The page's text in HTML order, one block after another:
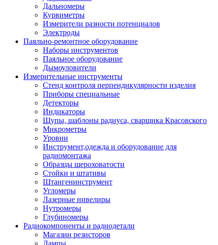
Дальномеры
Курвиметры
Измерители разности потенциалов
Электроды
Паяльно-ремонтное оборудование
Наборы инструментов
Паяльное оборудование
Дымоуловители
Измерительные инструменты
Стенд контроля перпендикулярности изделия
Приборы специальные
Детекторы
Индикаторы
Щупы, шаблоны радиуса, сварщика Красовского
Микрометры
Уровни
Инструмент,одежда и оборудование для
радиомонтажа
Образцы шероховатости
Стойки и штативы
Штангенинструмент
Угломеры
Лазерные нивелиры
Нутромеры
Глубиномеры
Радиокомпоненты и радиодетали
Магазин резисторов
Лампы